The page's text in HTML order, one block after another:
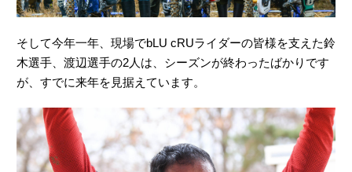
そして今年一年、現場でbLU cRUライダーの皆様を支えた鈴
木選手、渡辺選手の2人は、シーズンが終わったばかりです
が、すでに来年を見据えています。